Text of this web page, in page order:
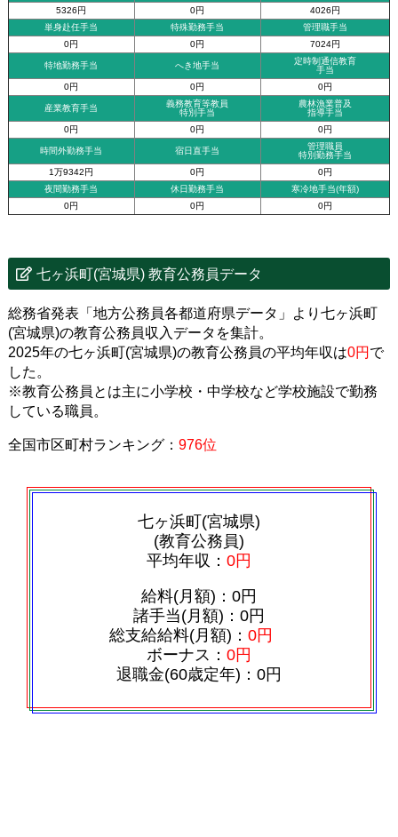
5326円
0円
4026円
単身赴任手当
特殊勤務手当
管理職手当
0円
0円 7024円
特地勤務手当 へき地手当
定時制通信教育
手当
0円
0円 0円
産業教育手当
義務教育等教員
特別手当
農林漁業普及
指導手当
0円
0円 0円
時間外勤務手当 宿日直手当
管理職員
特別勤務手当
1万9342円
0円
0円
夜間勤務手当
休日勤務手当
寒冷地手当(年額)
0円
0円 0円
七ヶ浜町(宮城県) 教育公務員データ
総務省発表「地方公務員各都道府県データ」より七ヶ浜町
(宮城県)の教育公務員収入データを集計。
2025年の七ヶ浜町(宮城県)の教育公務員の平均年収は0円 で
した。
※教育公務員とは主に小学校・中学校など学校施設で勤務
している職員。
全国市区町村ランキング： 976位
七ヶ浜町(宮城県)
(教育公務員)
平均年収： 0円
給料(月額)：0円
諸手当(月額)：0円
総支給給料(月額)： 0円
ボーナス： 0円
退職金(60歳定年)：0円